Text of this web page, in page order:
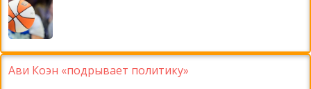
Ави Коэн «подрывает политику»